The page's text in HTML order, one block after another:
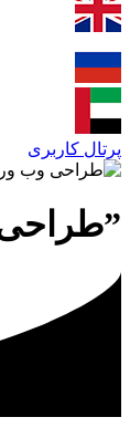
پرتال کاربری